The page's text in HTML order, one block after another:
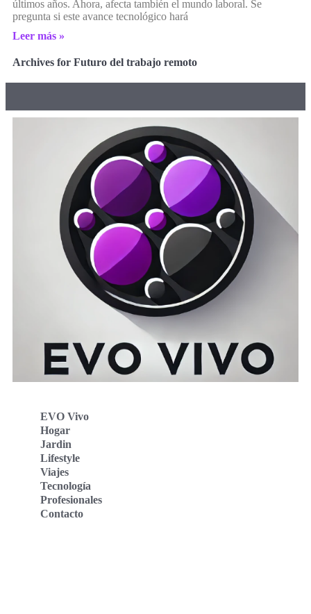
últimos años. Ahora, afecta también el mundo laboral. Se
pregunta si este avance tecnológico hará
Leer más »
Archives for Futuro del trabajo remoto
EVO Vivo
Hogar
Jardin
Lifestyle
Viajes
Tecnología
Profesionales
Contacto